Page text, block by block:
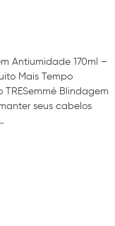
Antiumidade 170ml –
Mais Tempo
Blindagem
seus cabelos